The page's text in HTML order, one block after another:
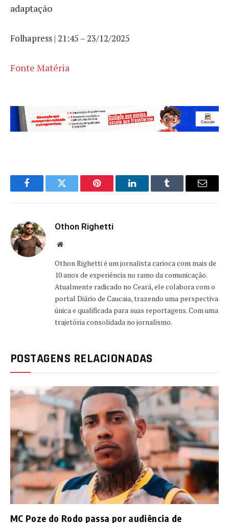
adaptação
Folhapress | 21:45 – 23/12/2025
Fonte Matéria
FacebookTwitter Pinterest LinkedInTumblr Email
Othon Righetti
Website
Othon Righetti é um jornalista carioca com mais de
10 anos de experiência no ramo da comunicação.
Atualmente radicado no Ceará, ele colabora com o
portal Diário de Caucaia, trazendo uma perspectiva
única e qualificada para suas reportagens. Com uma
trajetória consolidada no jornalismo.
POSTAGENS RELACIONADAS
MC Poze do Rodo passa por audiência de